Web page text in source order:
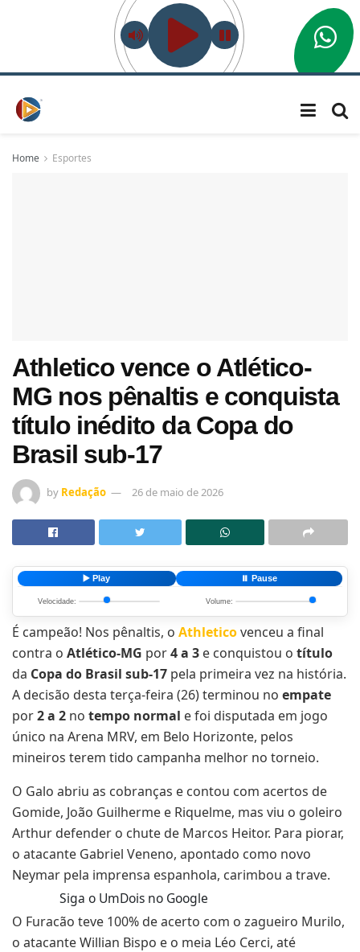
Home Esportes
Athletico vence o Atlético-
MG nos pênaltis e conquista
título inédito da Copa do
Brasil sub-17
by Redação 26 de maio de 2026
▶️ Play ⏸️ Pause
Velocidade: Volume:
É campeão! Nos pênaltis, o Athleticovenceu a final
contra o Atlético-MG por4 a 3 e conquistou o título
da Copa do Brasil sub-17 pela primeira vez na história.
A decisão desta terça-feira (26) terminou no empate
por2 a 2 no tempo normal e foi disputada em jogo
único na Arena MRV, em Belo Horizonte, pelos
mineiros terem tido campanha melhor no torneio.
O Galo abriu as cobranças e contou com acertos de
Gomide, João Guilherme e Riquelme, mas viu o goleiro
Arthur defender o chute de Marcos Heitor. Para piorar,
o atacante Gabriel Veneno, apontado como novo
Neymar pela imprensa espanhola, carimbou a trave.
Siga o UmDois no Google
O Furacão teve 100% de acerto com o zagueiro Murilo,
o atacante Willian Bispo e o meia Léo Cerci, até